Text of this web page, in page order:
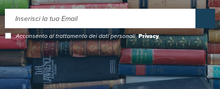
Acconsento al trattamento dei dati personali.Privacy